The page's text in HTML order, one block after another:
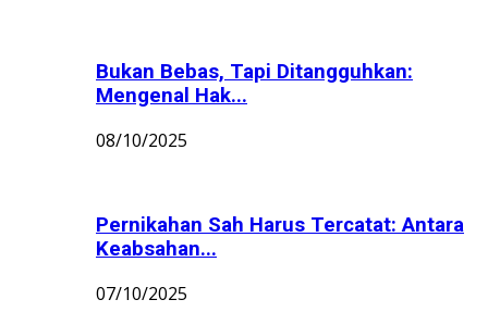
Bukan Bebas, Tapi Ditangguhkan:
Mengenal Hak...
08/10/2025
Pernikahan Sah Harus Tercatat: Antara
Keabsahan...
07/10/2025